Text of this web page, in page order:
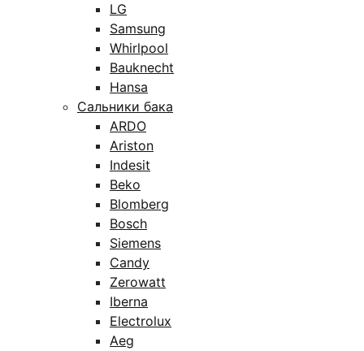
LG
Samsung
Whirlpool
Bauknecht
Hansa
Сальники бака
ARDO
Ariston
Indesit
Beko
Blomberg
Bosch
Siemens
Candy
Zerowatt
Iberna
Electrolux
Aeg